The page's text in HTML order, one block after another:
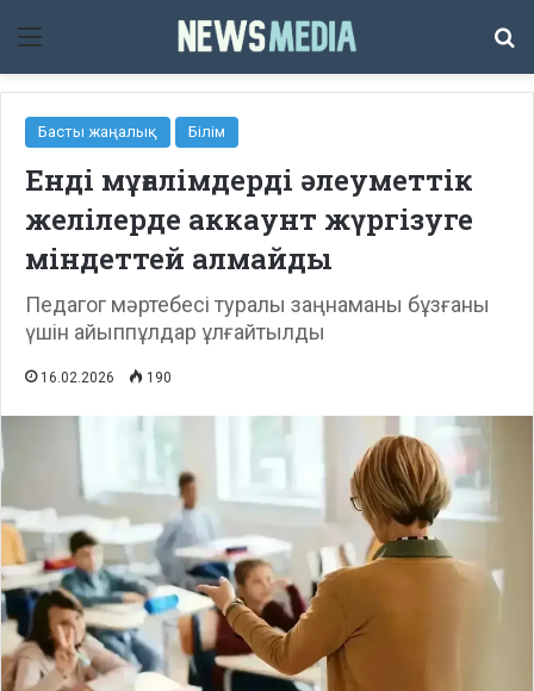
Мәзір
Басты жаңалық Білім
Енді мұғалімдерді әлеуметтік
желілерде аккаунт жүргізуге
міндеттей алмайды
Педагог мәртебесі туралы заңнаманы бұзғаны
үшін айыппұлдар ұлғайтылды
16.02.2026 190